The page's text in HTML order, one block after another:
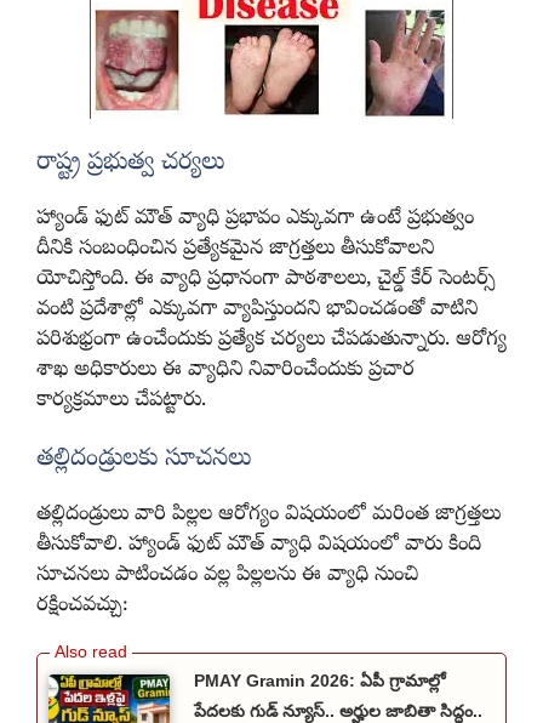
రాష్ట్ర ప్రభుత్వ చర్యలు
హ్యాండ్ ఫుట్ మౌత్ వ్యాధి ప్రభావం ఎక్కువగా ఉంటే ప్రభుత్వం
దీనికి సంబంధించిన ప్రత్యేకమైన జాగ్రత్తలు తీసుకోవాలని
యోచిస్తోంది. ఈ వ్యాధి ప్రధానంగా పాఠశాలలు, చైల్డ్ కేర్ సెంటర్స్
వంటి ప్రదేశాల్లో ఎక్కువగా వ్యాపిస్తుందని భావించడంతో వాటిని
పరిశుభ్రంగా ఉంచేందుకు ప్రత్యేక చర్యలు చేపడుతున్నారు. ఆరోగ్య
శాఖ అధికారులు ఈ వ్యాధిని నివారించేందుకు ప్రచార
కార్యక్రమాలు చేపట్టారు.
తల్లిదండ్రులకు సూచనలు
తల్లిదండ్రులు వారి పిల్లల ఆరోగ్యం విషయంలో మరింత జాగ్రత్తలు
తీసుకోవాలి. హ్యాండ్ ఫుట్ మౌత్ వ్యాధి విషయంలో వారు కింది
సూచనలు పాటించడం వల్ల పిల్లలను ఈ వ్యాధి నుంచి
రక్షించవచ్చు:
PMAY Gramin 2026: ఏపీ గ్రామాల్లో
పేదలకు గుడ్ న్యూస్.. అర్హుల జాబితా సిద్ధం..